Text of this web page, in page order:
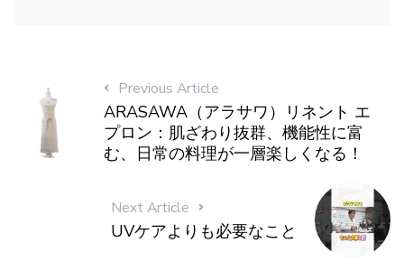
Previous Article
ARASAWA（アラサワ）リネント エ
プロン：肌ざわり抜群、機能性に富
む、日常の料理が一層楽しくなる！
Next Article
UVケアよりも必要なこと